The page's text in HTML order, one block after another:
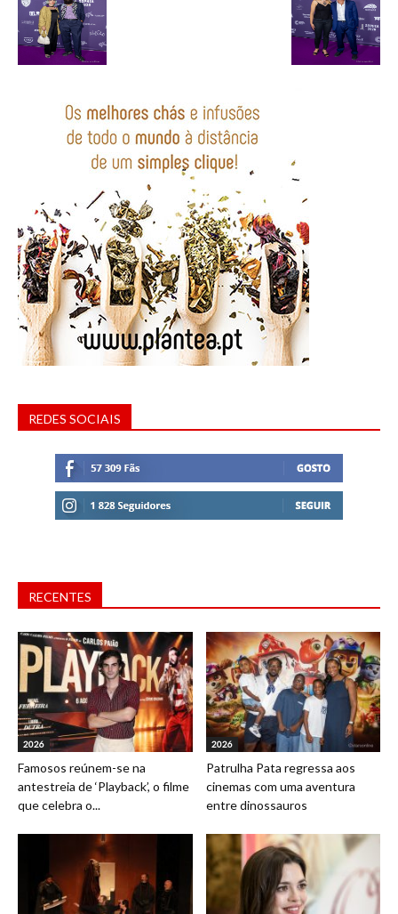
REDES SOCIAIS
RECENTES
2026
Famosos reúnem-se na
antestreia de ‘Playback’, o filme
que celebra o...
2026
Patrulha Pata regressa aos
cinemas com uma aventura
entre dinossauros